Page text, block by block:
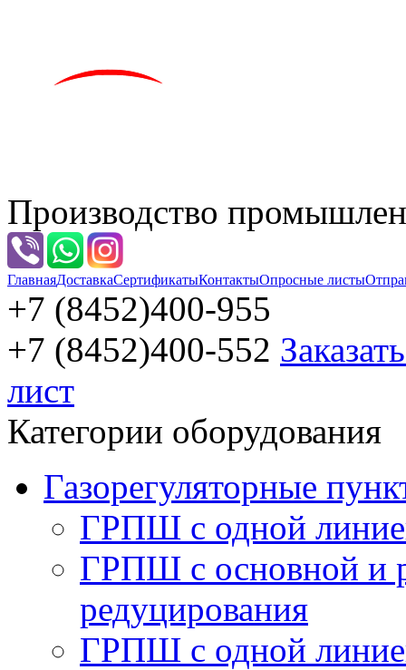
Производство
ГлавнаяДоставкаСертификатыКонтактыОпросные листы
+7 (8452)400-955
+7 (8452)400-552
лист
Категории оборудования
Газорегуляторные
ГРПШ с одной
ГРПШ с основной и
редуцирования
ГРПШ с одной